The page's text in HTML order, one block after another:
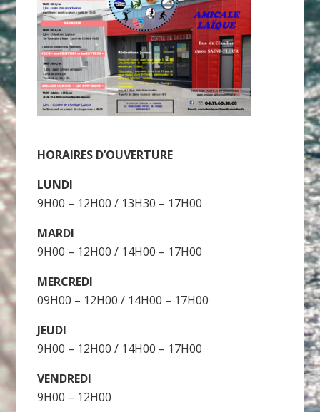
HORAIRES D’OUVERTURE
LUNDI
9H00 – 12H00 / 13H30 – 17H00
MARDI
9H00 – 12H00 / 14H00 – 17H00
MERCREDI
09H00 – 12H00 / 14H00 – 17H00
JEUDI
9H00 – 12H00 / 14H00 – 17H00
VENDREDI
9H00 – 12H00